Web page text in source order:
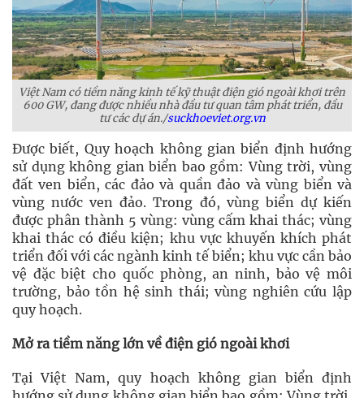
Việt Nam có tiềm năng kinh tế kỹ thuật điện gió ngoài khơi trên
600 GW, đang được nhiều nhà đầu tư quan tâm phát triển, đầu
tư các dự án./suckhoeviet.org.vn
Được biết, Quy hoạch không gian biển định hướng
sử dụng không gian biển bao gồm: Vùng trời, vùng
đất ven biển, các đảo và quần đảo và vùng biển và
vùng nước ven đảo. Trong đó, vùng biển dự kiến
được phân thành 5 vùng: vùng cấm khai thác; vùng
khai thác có điều kiện; khu vực khuyến khích phát
triển đối với các ngành kinh tế biển; khu vực cần bảo
vệ đặc biệt cho quốc phòng, an ninh, bảo vệ môi
trường, bảo tồn hệ sinh thái; vùng nghiên cứu lập
quy hoạch.
Mở ra tiềm năng lớn về điện gió ngoài khơi
Tại Việt Nam, quy hoạch không gian biển định